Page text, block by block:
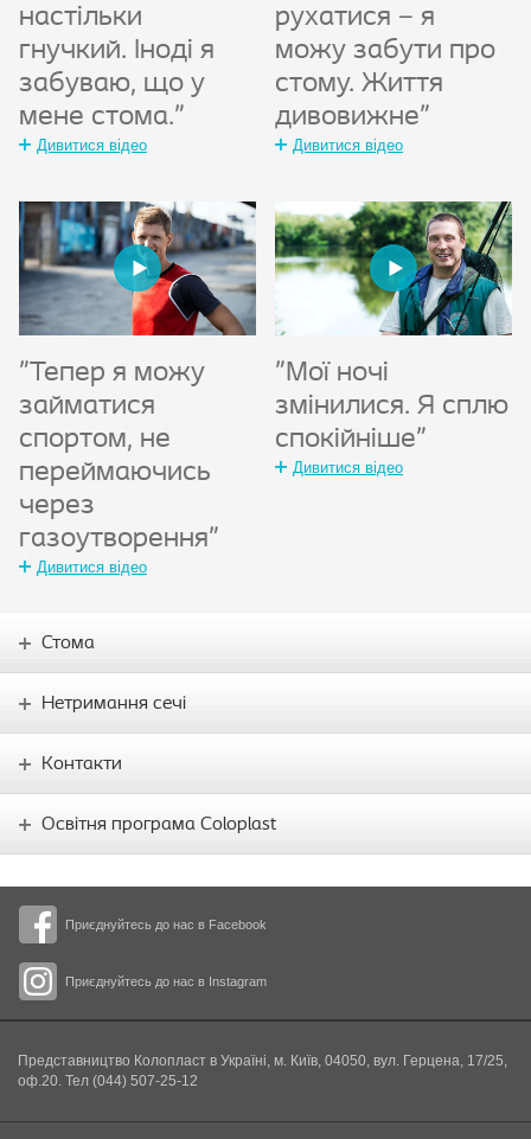
настільки
гнучкий. Іноді я
забуваю, що у
мене стома."
Дивитися відео
рухатися – я
можу забути про
стому. Життя
дивовижне"
Дивитися відео
"Тепер я можу
займатися
спортом, не
переймаючись
через
газоутворення"
Дивитися відео
"Мої ночі
змінилися. Я сплю
спокійніше"
Дивитися відео
Приєднуйтесь до нас в Facebook
Приєднуйтесь до нас в Instagram
Стома
Нетримання сечі
Контакти
Освітня програма Coloplast
Представництво Колопласт в Україні, м. Київ, 04050, вул. Герцена, 17/25,
оф.20. Тел (044) 507-25-12